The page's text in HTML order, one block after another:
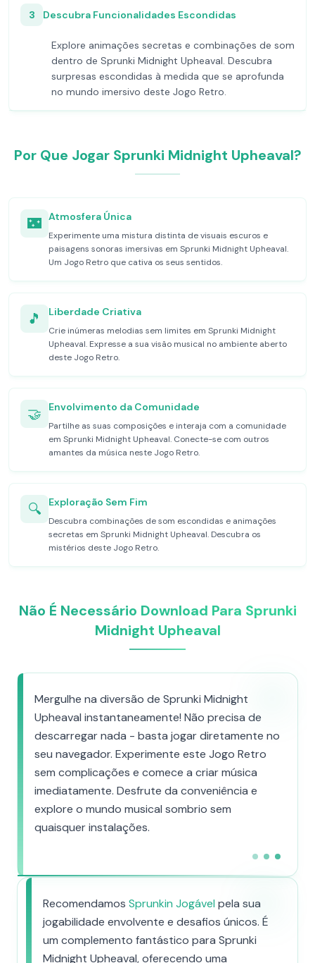
3 Descubra Funcionalidades Escondidas
Explore animações secretas e combinações de som
dentro de Sprunki Midnight Upheaval. Descubra
surpresas escondidas à medida que se aprofunda
no mundo imersivo deste Jogo Retro.
Por Que Jogar Sprunki Midnight Upheaval?
🌃 Atmosfera Única
Experimente uma mistura distinta de visuais escuros e
paisagens sonoras imersivas em Sprunki Midnight Upheaval.
Um Jogo Retro que cativa os seus sentidos.
🎵 Liberdade Criativa
Crie inúmeras melodias sem limites em Sprunki Midnight
Upheaval. Expresse a sua visão musical no ambiente aberto
deste Jogo Retro.
🤝 Envolvimento da Comunidade
Partilhe as suas composições e interaja com a comunidade
em Sprunki Midnight Upheaval. Conecte-se com outros
amantes da música neste Jogo Retro.
🔍 Exploração Sem Fim
Descubra combinações de som escondidas e animações
secretas em Sprunki Midnight Upheaval. Descubra os
mistérios deste Jogo Retro.
Não É Necessário Download Para Sprunki
Midnight Upheaval
Mergulhe na diversão de Sprunki Midnight
Upheaval instantaneamente! Não precisa de
descarregar nada - basta jogar diretamente no
seu navegador. Experimente este Jogo Retro
sem complicações e comece a criar música
imediatamente. Desfrute da conveniência e
explore o mundo musical sombrio sem
quaisquer instalações.
Recomendamos Sprunkin Jogável pela sua
jogabilidade envolvente e desafios únicos. É
um complemento fantástico para Sprunki
Midnight Upheaval, oferecendo uma